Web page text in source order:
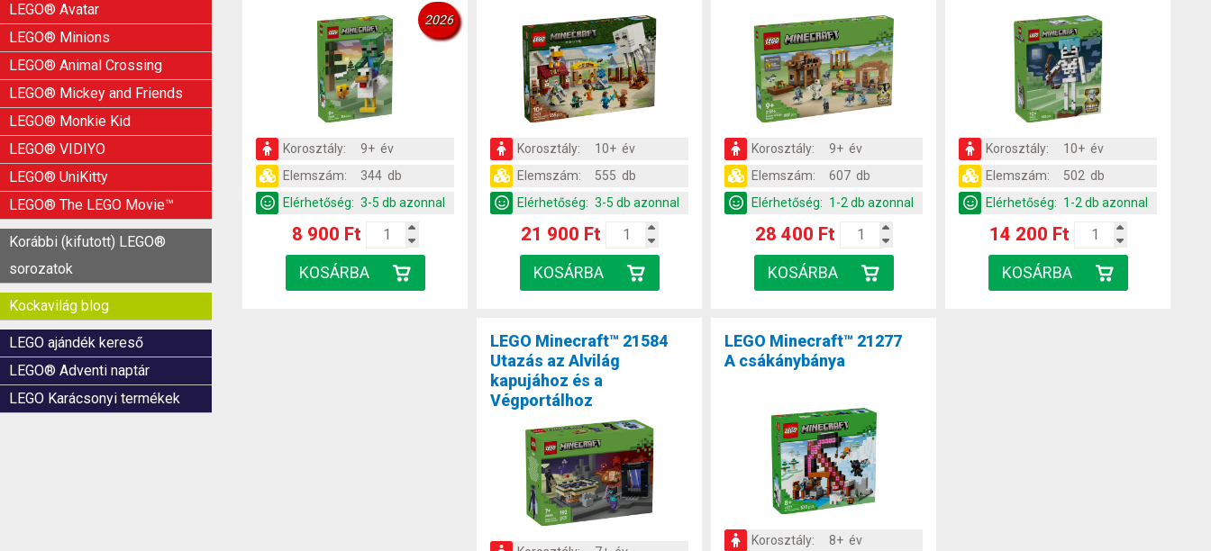
LEGO® Avatar
LEGO® Minions
LEGO® Animal Crossing
LEGO® Mickey and Friends
LEGO® Monkie Kid
LEGO® VIDIYO
LEGO® UniKitty
LEGO® The LEGO Movie™
Korábbi (kifutott) LEGO®
sorozatok
Kockavilág blog
LEGO ajándék kereső
LEGO® Adventi naptár
LEGO Karácsonyi termékek
2026
Korosztály:
9+ év
Elemszám:
344 db
Elérhetőség: 3-5 db azonnal
8 900 Ft
Korosztály:
10+ év
Elemszám:
555 db
Elérhetőség: 3-5 db azonnal
21 900 Ft
Korosztály:
9+ év
Elemszám:
607 db
Elérhetőség: 1-2 db azonnal
28 400 Ft
Korosztály:
10+ év
Elemszám:
502 db
Elérhetőség: 1-2 db azonnal
14 200 Ft
LEGO Minecraft™ 21584
Utazás az Alvilág
kapujához és a
Végportálhoz
LEGO Minecraft™ 21277
A csákánybánya
Korosztály:
8+ év